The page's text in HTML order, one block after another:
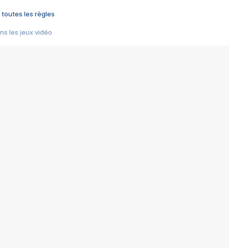
toutes les règles
les jeux vidéo